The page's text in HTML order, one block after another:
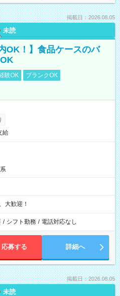
掲載日：2026.08.05
未読
OK！】食品ケースのバ
験OK
ブランクOK
給
大歓迎！
/ シフト勤務 / 電話対応なし
応募する 詳細へ
掲載日：2026.08.05
未読